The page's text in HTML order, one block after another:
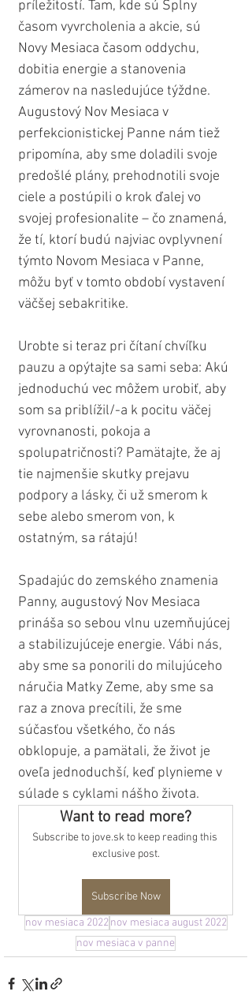
príležitostí. Tam, kde sú Splny
časom vyvrcholenia a akcie, sú
Novy Mesiaca časom oddychu,
dobitia energie a stanovenia
zámerov na nasledujúce týždne.
Augustový Nov Mesiaca v
perfekcionistickej Panne nám tiež
pripomína, aby sme doladili svoje
predošlé plány, prehodnotili svoje
ciele a postúpili o krok ďalej vo
svojej profesionalite – čo znamená,
že tí, ktorí budú najviac ovplyvnení
týmto Novom Mesiaca v Panne,
môžu byť v tomto období vystavení
väčšej sebakritike.
Urobte si teraz pri čítaní chvíľku
pauzu a opýtajte sa sami seba: Akú
jednoduchú vec môžem urobiť, aby
som sa priblížil/-a k pocitu väčej
vyrovnanosti, pokoja a
spolupatričnosti? Pamätajte, že aj
tie najmenšie skutky prejavu
podpory a lásky, či už smerom k
sebe alebo smerom von, k
ostatným, sa rátajú!
Spadajúc do zemského znamenia
Panny, augustový Nov Mesiaca
prináša so sebou vlnu uzemňujúcej
a stabilizujúceje energie. Vábi nás,
aby sme sa ponorili do milujúceho
náručia Matky Zeme, aby sme sa
raz a znova precítili, že sme
súčasťou všetkého, čo nás
obklopuje, a pamätali, že život je
oveľa jednoduchší, keď plynieme v
súlade s cyklami nášho života.
Want to read more?
Subscribe to jove.sk to keep reading this
exclusive post.
Subscribe Now
nov mesiaca 2022 nov mesiaca august 2022
nov mesiaca v panne